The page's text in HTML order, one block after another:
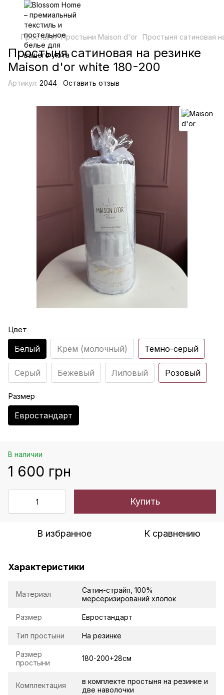
Простыни Простыни Maison d'or Простыня сатиновая
Простыня сатиновая на резинке
Maison d'or white 180-200
Артикул: 2044 Оставить отзыв
Цвет
Белый Крем (молочный) Темно-серый
Серый Бежевый Лиловый Розовый
Размер
Евростандарт
В наличии
1 600 грн
Купить
В избранное К сравнению
Характеристики
Материал
Сатин-страйп, 100%
мерсеризирований хлопок
Размер Евростандарт
Тип простыни На резинке
Размер
простыни
180-200+28см
Комплектация
в комплекте простыня на резинке и
две наволочки